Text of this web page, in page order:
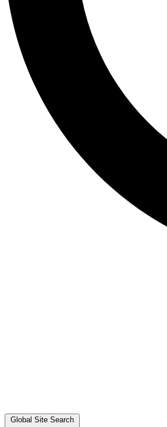
Global Site Search